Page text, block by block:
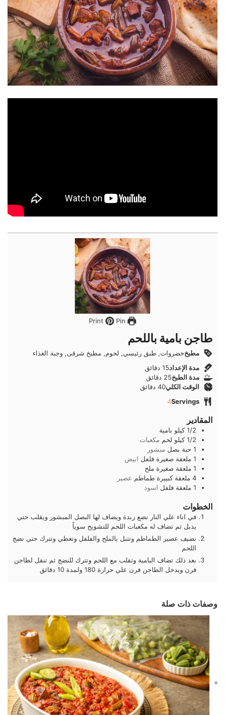
Pin
طاجن بامية باللحم
مطبخخضروات, طبق رئيسي, لحوم, مطبخ شرقى, وجبة الغذاء
مدة الإعداد15دقائق
دقائق
مدة الطبخ25 دقائق
دقائق
الوقت الكلي40دقائق
دقائق
Servings
4
المقادير
1/2 كيلو بامية
1/2 كيلو لحم مكعبات
1 حبة بصل مبشور
1 ملعقة صغيرة فلفل ابيض
1 ملعقة صغيرة ملح
4 ملعقة كبييرة طماطم عصير
1 ملعقة فلفل اسود
الخطوات
في اناء علي النار نضع زبدة ويضاف لها البصل المبشور ويقلب حتي
يذبل ثم تضاف له مكعبات اللحم للتشويح سوياً
نضيف عصير الطماطم وتتبل بالملح والفلفل وتغطي وتترك حتي نضج
اللحم
بعد ذلك تضاف البامية وتقلب مع اللحم وتترك للنضج ثم تنقل لطاجن
فرن ويدخل الطاجن فرن علي حرارة 180 ولمدة 10 دقائق
وصفات ذات صلة